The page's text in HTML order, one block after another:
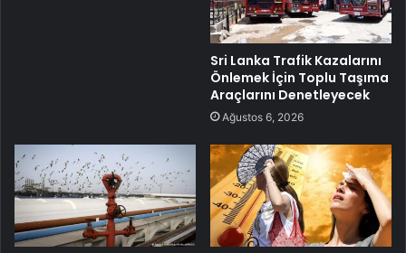
Sri Lanka Trafik Kazalarını
Önlemek İçin Toplu Taşıma
Araçlarını Denetleyecek
Ağustos 6, 2026